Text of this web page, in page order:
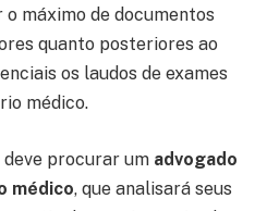
máximo de documentos
quanto posteriores ao
os laudos de exames
médico.
procurar um advogado
médico, que analisará seus